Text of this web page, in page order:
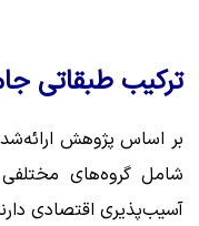
ترکیب طبقاتی
بر اساس پژوهش
شامل گروه‌های
آسیب‌پذیری اقتصادی